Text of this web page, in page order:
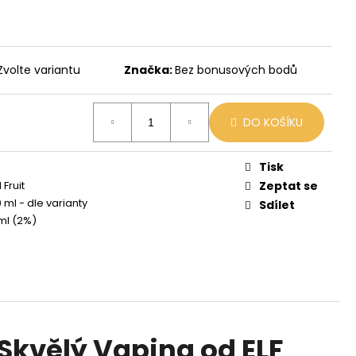
variantu Značka:Bez bonusových bodů
DO KOŠÍKU
ml - dle varianty
(2%)
Tisk
Zeptat se
Sdílet